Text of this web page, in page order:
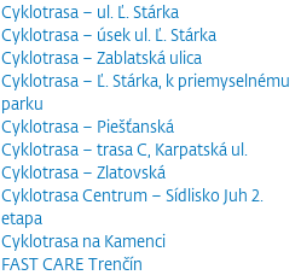
Cyklotrasa – ul. Ľ. Stárka
Cyklotrasa – úsek ul. Ľ. Stárka
Cyklotrasa – Zablatská ulica
Cyklotrasa – Ľ. Stárka, k priemyselnému
parku
Cyklotrasa – Piešťanská
Cyklotrasa – trasa C, Karpatská ul.
Cyklotrasa – Zlatovská
Cyklotrasa Centrum – Sídlisko Juh 2.
etapa
Cyklotrasa na Kamenci
FAST CARE Trenčín